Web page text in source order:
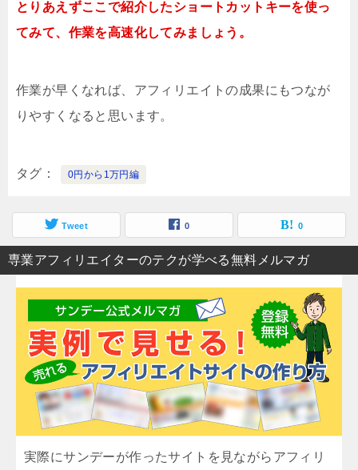
とりあえずここで紹介したショートカットキーを使っ
てみて、作業を高速化してみましょう。
作業が早くなれば、アフィリエイトの成果にもつなが
りやすくなると思います。
タグ 0円から1万円編
Tweet 0 0
専業アフィリエイターのテクが学べる無料メルマガ
実際にサンデーが作ったサイトを見ながらアフィリ